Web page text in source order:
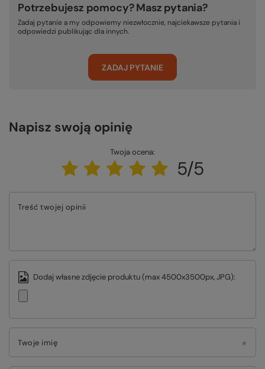
Potrzebujesz pomocy? Masz pytania?
Zadaj pytanie a my odpowiemy niezwłocznie, najciekawsze pytania i
odpowiedzi publikując dla innych.
ZADAJ PYTANIE
Napisz swoją opinię
Twoja ocena:
5/5
Treść twojej opinii
Dodaj własne zdjęcie produktu (max 4500x3500px, JPG):
Twoje imię